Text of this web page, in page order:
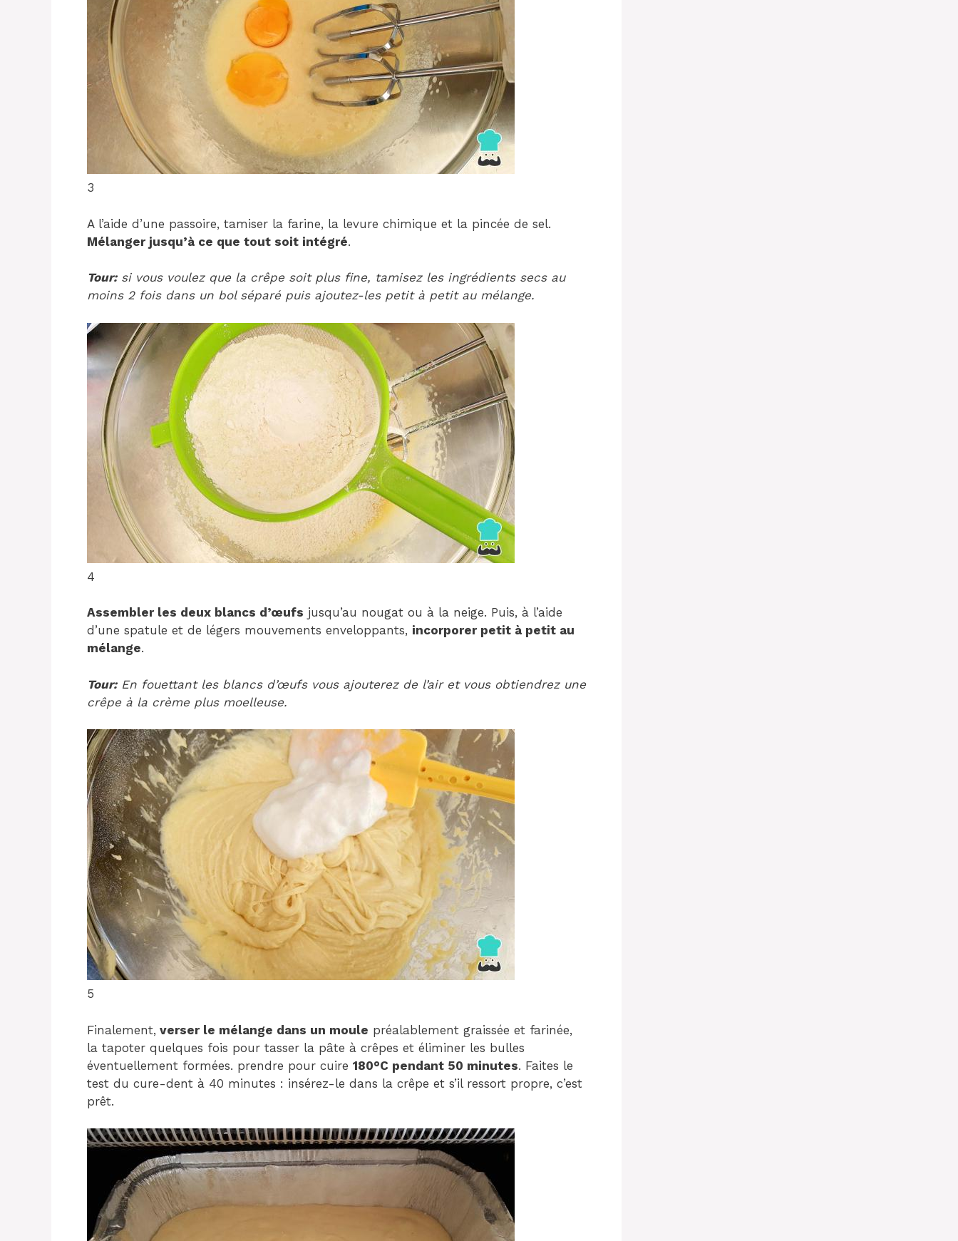
3
A l’aide d’une passoire, tamiser la farine, la levure chimique et la pincée de sel.
Mélanger jusqu’à ce que tout soit intégré.
Tour:si vous voulez que la crêpe soit plus fine, tamisez les ingrédients secs au
moins 2 fois dans un bol séparé puis ajoutez-les petit à petit au mélange.
4
Assembler les deux blancs d’œufs jusqu’au nougat ou à la neige. Puis, à l’aide
d’une spatule et de légers mouvements enveloppants, incorporer petit à petit au
mélange.
Tour:En fouettant les blancs d’œufs vous ajouterez de l’air et vous obtiendrez une
crêpe à la crème plus moelleuse.
5
Finalement, verser le mélange dans un moule préalablement graissée et farinée,
la tapoter quelques fois pour tasser la pâte à crêpes et éliminer les bulles
éventuellement formées. prendre pour cuire 180°C pendant 50 minutes. Faites le
test du cure-dent à 40 minutes : insérez-le dans la crêpe et s’il ressort propre, c’est
prêt.